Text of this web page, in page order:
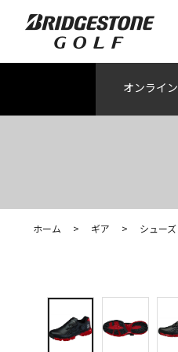
オンライン
ホーム > ギア > シューズ